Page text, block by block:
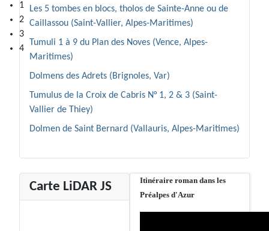
1
2
3
4
Les 5 tombes en blocs, tholos de Sainte-Anne ou de
Caillassou (Saint-Vallier, Alpes-Maritimes)
Tumuli 1 à 9 du Plan des Noves (Vence, Alpes-
Maritimes)
Dolmens des Adrets (Brignoles, Var)
Tumulus de la Croix de Cabris N° 1, 2 & 3 (Saint-
Vallier de Thiey)
Dolmen de Saint Bernard (Vallauris, Alpes-Maritimes)
Carte LiDAR JS
Itinéraire roman dans les
Préalpes d'Azur